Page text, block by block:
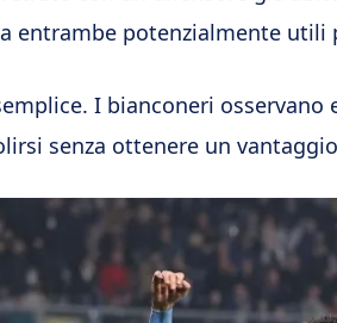
entrambe potenzialmente utili
I bianconeri
senza ottenere un